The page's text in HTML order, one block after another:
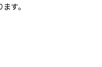
す。